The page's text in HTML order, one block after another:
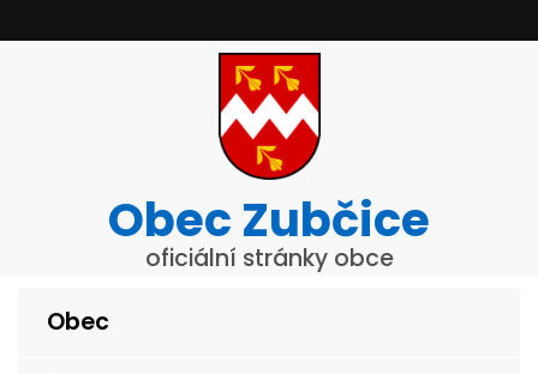
Obec Zubčice
oficiální stránky obce
Obec